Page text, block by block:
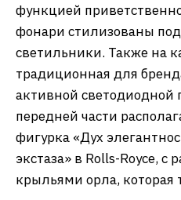
функцией
фонари стилизованы
светильники. Также на
традиционная для
активной светодиодной
передней части
фигурка «Дух
экстаза» в Rolls-Royce,
крыльями орла, которая